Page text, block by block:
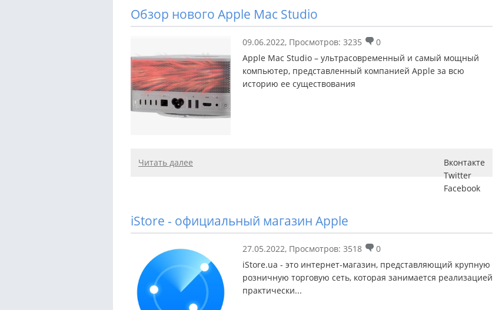
Обзор нового Apple Mac Studio
09.06.2022, Просмотров: 3235
0
Apple Mac Studio – ультрасовременный и самый мощный
компьютер, представленный компанией Apple за всю
историю ее существования
Читать далее
Вконтакте
Twitter
Facebook
iStore - официальный магазин Apple
27.05.2022, Просмотров: 3518
0
iStore.ua - это интернет-магазин, представляющий крупную
розничную торговую сеть, которая занимается реализацией
практически...